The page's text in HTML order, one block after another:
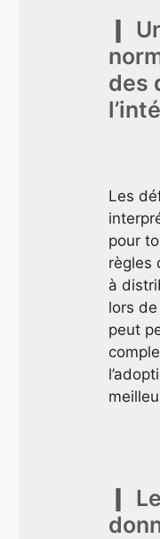
des
Les
pour
règles
à
lors
peut